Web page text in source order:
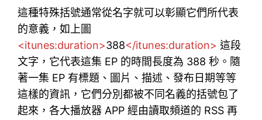
這種特殊括號通常從名字就可以彰顯它們所代表
的意義，如上圖
<itunes:duration>388</itunes:duration> 這段
文字，它代表這集 EP 的時間長度為 388 秒。隨
著一集 EP 有標題、圖片、描述、發布日期等等
這樣的資訊，它們分別都被不同名義的括號包了
起來，各大播放器 APP 經由讀取頻道的 RSS 再